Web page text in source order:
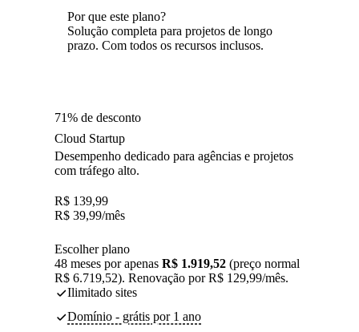
Por que este plano?
Solução completa para projetos de longo
prazo. Com todos os recursos inclusos.
71% de desconto
Cloud Startup
Desempenho dedicado para agências e projetos
com tráfego alto.
R$ 139,99
R$ 39,99/mês
Escolher plano
48 meses por apenas R$ 1.919,52 (preço normal
R$ 6.719,52). Renovação por R$ 129,99/mês.
Ilimitado sites
Domínio - grátis por 1 ano